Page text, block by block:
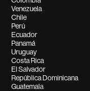
Venezuela
Chile
Perú
Ecuador
Panamá
Uruguay
Costa Rica
El Salvador
República Dominicana
Guatemala